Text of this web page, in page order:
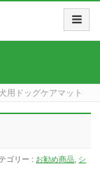
用ドッグケアマット
ゴリー : お勧め商品 シ